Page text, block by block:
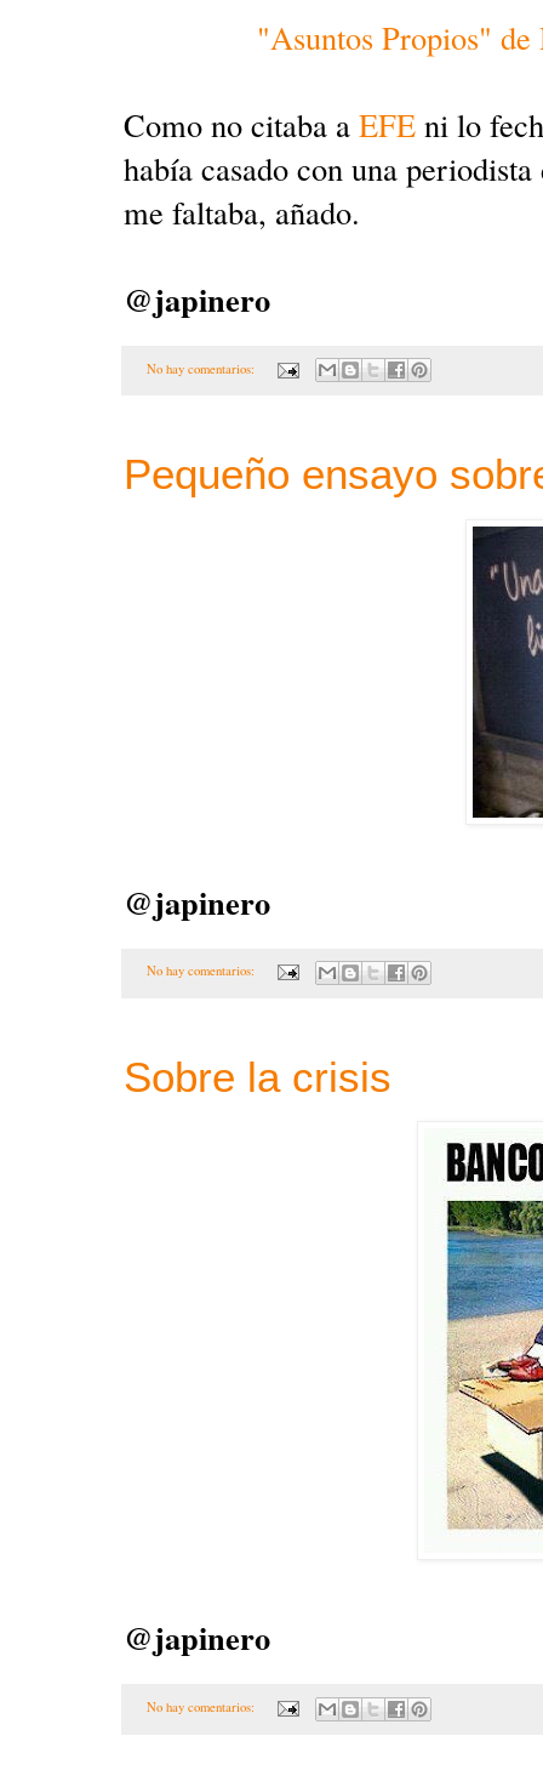
"Asuntos Propios"
Como no citaba a EFE ni lo
había casado con una
me faltaba, añado.
@japinero
No hay comentarios:
Pequeño ensayo
@japinero
No hay comentarios:
Sobre la crisis
@japinero
No hay comentarios: